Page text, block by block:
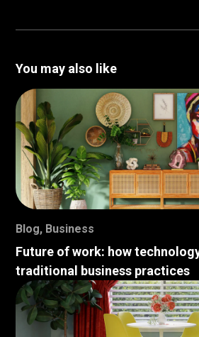
You may also like
Blog, Business
Future of work: how
traditional business practices